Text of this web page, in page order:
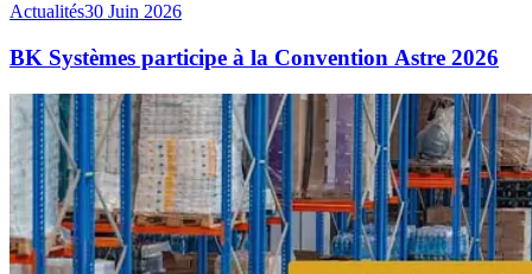
Actualités30 Juin 2026
BK Systèmes participe à la Convention Astre 2026